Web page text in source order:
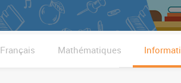
Français Mathématiques